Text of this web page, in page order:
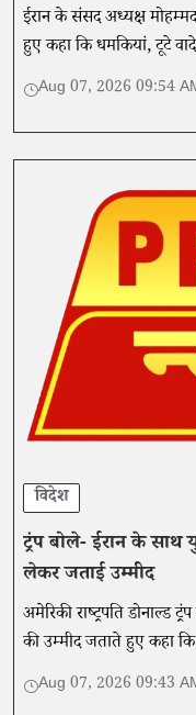
ईरान के संसद अध्यक्ष
हुए कहा कि धमकियां, टूटे
है।Aug 07, 2026 09:54
विदेश
ट्रंप बोले- ईरान के साथ
लेकर जताई उम्मीद
अमेरिकी राष्ट्रपति डोनाल्ड
की उम्मीद जताते हुए कहा
सकारात्मक दिशा में आगे बढ़
Aug 07, 2026 09:43